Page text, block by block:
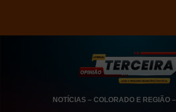
NOTÍCIAS– COLORADO E REGIÃO–